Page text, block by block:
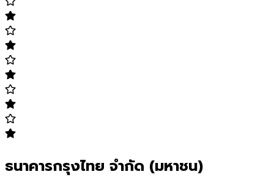
ธนาคารกรุงไทย จำกัด (มหาชน)